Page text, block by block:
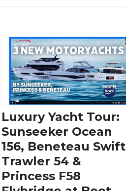
Luxury Yacht Tour:
Sunseeker Ocean
156, Beneteau Swift
Trawler 54 &
Princess F58